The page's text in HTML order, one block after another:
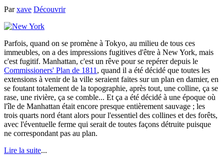
Parxave Découvrir
Parfois, quand on se promène à Tokyo, au milieu de tous ces
immeubles, on a des impressions fugitives d'être à New York, mais
c'est fugitif. Manhattan, c'est un rêve pour se repérer depuis le
Commissioners' Plan de 1811 , quand il a été décidé que toutes les
extensions à venir de la ville seraient faites sur un plan en damier, en
se foutant totalement de la topographie, après tout, une colline, ça se
rase, une rivière, ça se comble... Et ça a été décidé à une époque où
l'île de Manhattan était encore presque entièrement sauvage ; les
trois quarts nord étant alors pour l'essentiel des collines et des forêts,
avec l'éventuelle ferme qui serait de toutes façons détruite puisque
ne correspondant pas au plan.
Lire la suite...